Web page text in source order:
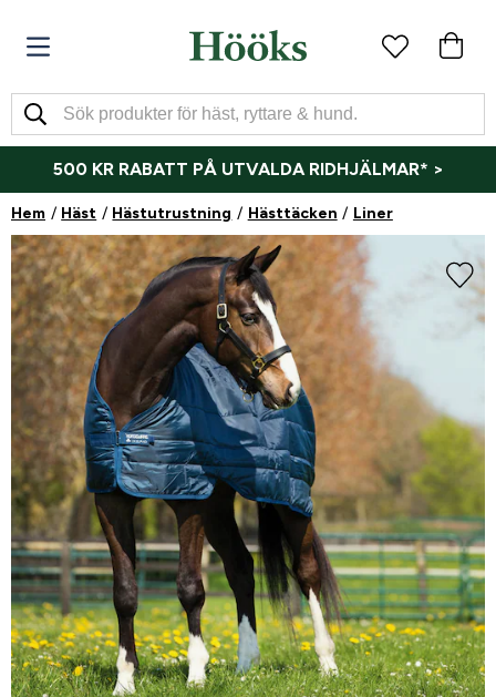
500 KR RABATT PÅ UTVALDA RIDHJÄLMAR* >
Hem Häst Hästutrustning Hästtäcken Liner